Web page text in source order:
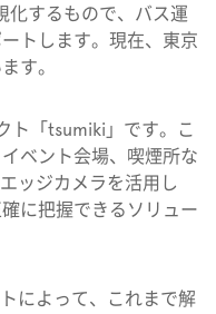
化するもので、バス運
トします。現在、東京
す。
ト「tsumiki」です。こ
ベント会場、喫煙所な
ッジカメラを活用し
に把握できるソリュー
によって、これまで解